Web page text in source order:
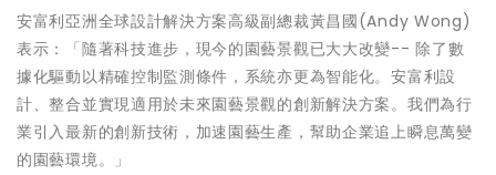
安富利亞洲全球設計解決方案高級副總裁黃昌國(Andy Wong)
表示：「隨著科技進步，現今的園藝景觀已大大改變--除了數
據化驅動以精確控制監測條件，系統亦更為智能化。安富利設
計、整合並實現適用於未來園藝景觀的創新解決方案。我們為行
業引入最新的創新技術，加速園藝生產，幫助企業追上瞬息萬變
的園藝環境。 」